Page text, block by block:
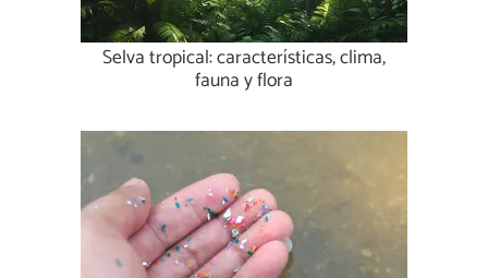
Selva tropical: características, clima,
fauna y flora